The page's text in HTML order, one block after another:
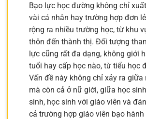
Bạo lực học đường không chỉ
vài cá nhân hay trường hợp đơn
rộng ra nhiều trường học, từ khu
thôn đến thành thị. Đối tượng
lực cũng rất đa dạng, không giới
tuổi hay cấp học nào, từ tiểu học
Vấn đề này không chỉ xảy ra giữa
mà còn cả ở nữ giới, giữa học
sinh, học sinh với giáo viên và
cả trường hợp giáo viên bạo hành